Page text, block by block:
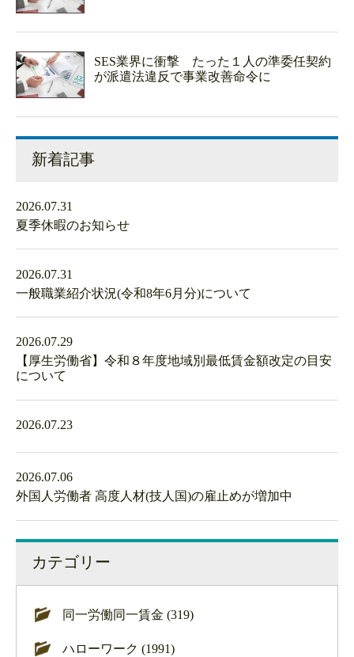
SES業界に衝撃 たった１人の準委任契約
が派遣法違反で事業改善命令に
新着記事
2026.07.31
夏季休暇のお知らせ
2026.07.31
一般職業紹介状況(令和8年6月分)について
2026.07.29
【厚生労働省】令和８年度地域別最低賃金額改定の目安
について
2026.07.23
2026.07.06
外国人労働者 高度人材(技人国)の雇止めが増加中
カテゴリー
同一労働同一賃金 (319)
ハローワーク (1991)